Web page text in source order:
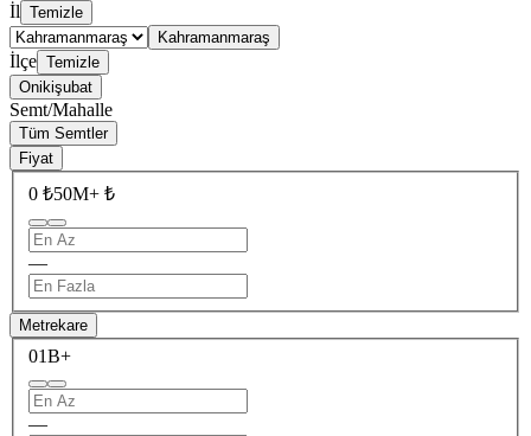
İl Temizle
Kahramanmaraş
İlçe Temizle
Onikişubat
Semt/Mahalle
Tüm Semtler
Fiyat
0 ₺50M+ ₺
—
Metrekare
01B+
—